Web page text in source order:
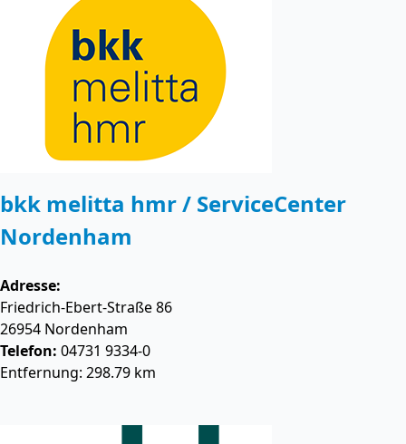
bkk melitta hmr / ServiceCenter
Nordenham
Adresse:
Friedrich-Ebert-Straße 86
26954 Nordenham
Telefon: 04731 9334-0
Entfernung: 298.79 km